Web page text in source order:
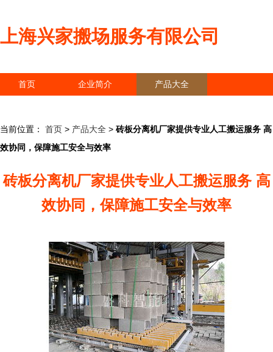
上海兴家搬场服务有限公司
首页 企业简介 产品大全
当前位置： 首页 > 产品大全 > 砖板分离机厂家提供专业人工搬运服务 高
效协同，保障施工安全与效率
砖板分离机厂家提供专业人工搬运服务 高
效协同，保障施工安全与效率